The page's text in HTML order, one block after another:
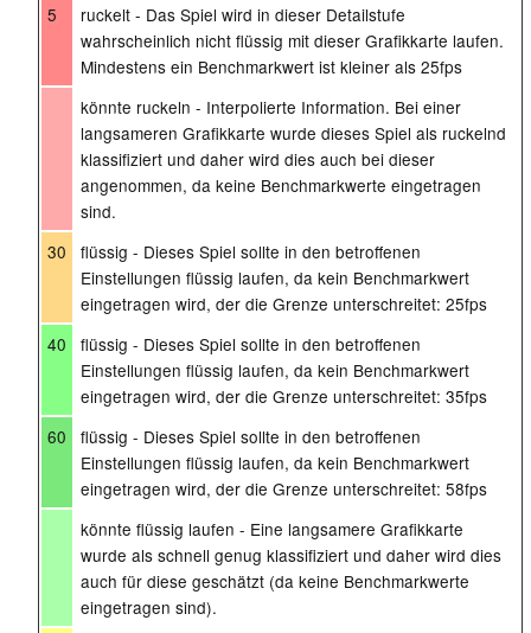
5
ruckelt - Das Spiel wird in dieser Detailstufe
wahrscheinlich nicht flüssig mit dieser Grafikkarte laufen.
Mindestens ein Benchmarkwert ist kleiner als 25fps
könnte ruckeln - Interpolierte Information. Bei einer
langsameren Grafikkarte wurde dieses Spiel als ruckelnd
klassifiziert und daher wird dies auch bei dieser
angenommen, da keine Benchmarkwerte eingetragen
sind.
30
flüssig - Dieses Spiel sollte in den betroffenen
Einstellungen flüssig laufen, da kein Benchmarkwert
eingetragen wird, der die Grenze unterschreitet: 25fps
40
flüssig - Dieses Spiel sollte in den betroffenen
Einstellungen flüssig laufen, da kein Benchmarkwert
eingetragen wird, der die Grenze unterschreitet: 35fps
60
flüssig - Dieses Spiel sollte in den betroffenen
Einstellungen flüssig laufen, da kein Benchmarkwert
eingetragen wird, der die Grenze unterschreitet: 58fps
könnte flüssig laufen - Eine langsamere Grafikkarte
wurde als schnell genug klassifiziert und daher wird dies
auch für diese geschätzt (da keine Benchmarkwerte
eingetragen sind).